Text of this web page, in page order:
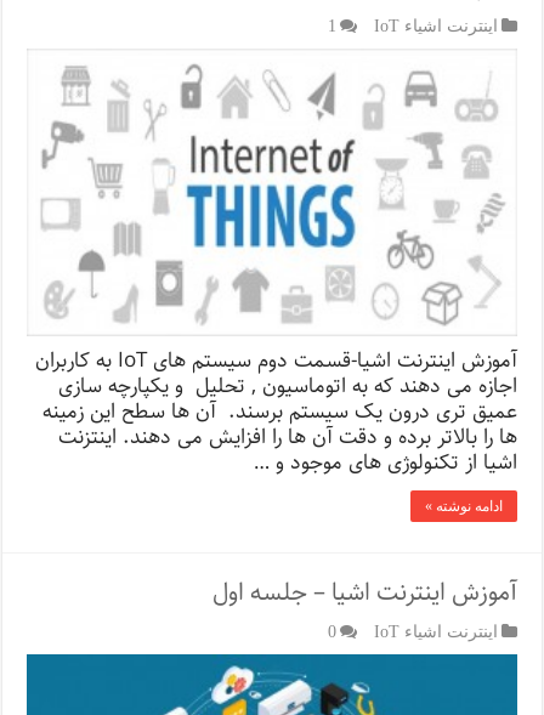
اینترنت اشیاء IoT 1
آموزش اینترنت اشیا-قسمت دوم سیستم های IoT به کاربران
اجازه می دهند که به اتوماسیون , تحلیل و یکپارچه سازی
عمیق تری درون یک سیستم برسند. آن ها سطح این زمینه
ها را بالاتر برده و دقت آن ها را افزایش می دهند. اینتزنت
اشیا از تکنولوژی های موجود و …
ادامه نوشته »
آموزش اینترنت اشیا – جلسه اول
اینترنت اشیاء IoT 0